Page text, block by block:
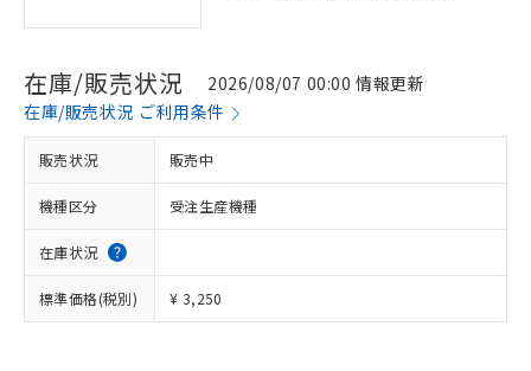
在庫/販売状況
2026/08/07 00:00 情報更新
在庫/販売状況 ご利用条件
販売状況 販売中
機種区分 受注生産機種
在庫状況
標準価格(税別) ¥ 3,250